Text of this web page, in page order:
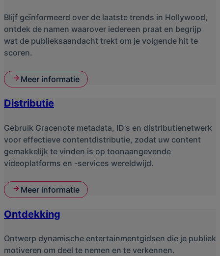
Blijf geïnformeerd over de laatste trends in Hollywood,
ontdek de namen waarover iedereen praat en begrijp
wat de publieksaandacht trekt om je volgende hit te
scoren.
Meer informatie
Distributie
Gebruik Gracenote metadata, ID's en distributienetwerk
voor effectieve contentdistributie, zodat uw content
gemakkelijk te vinden is op toonaangevende
videoplatforms en -services wereldwijd.
Meer informatie
Ontdekking
Ontwerp dynamische entertainmentgidsen die je publiek
motiveren om deel te nemen en te verkennen.